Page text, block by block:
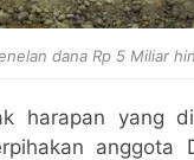
dana Rp 5 Miliar
harapan yang
anggota